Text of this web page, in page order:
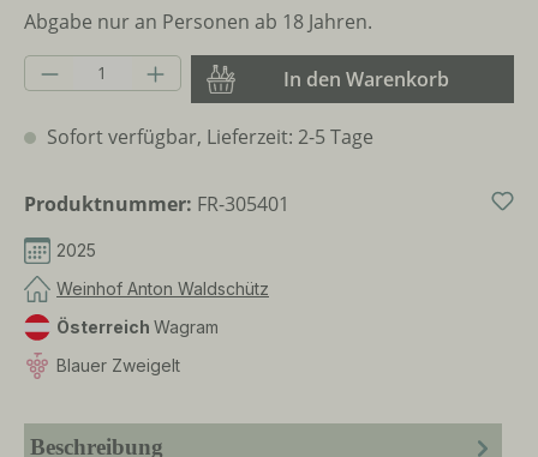
Abgabe nur an Personen ab 18 Jahren.
Produkt Anzahl: Gib den gewünschten
In den Warenkorb
Sofort verfügbar, Lieferzeit: 2-5 Tage
Produktnummer: FR-305401
2025
Weinhof Anton Waldschütz
Österreich Wagram
Blauer Zweigelt
Beschreibung